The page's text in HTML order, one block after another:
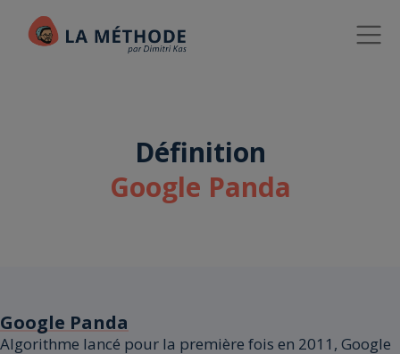
Définition
Google Panda
Google Panda
Algorithme lancé pour la première fois en 2011, Google